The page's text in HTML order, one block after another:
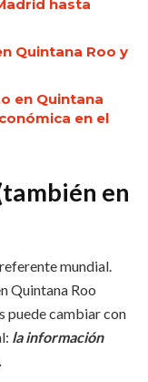
hasta
Quintana Roo y
en Quintana
en el
en
mundial.
Quintana Roo
puede cambiar con
la información